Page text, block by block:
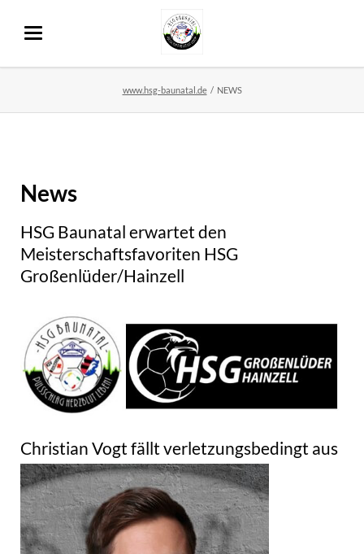
www.hsg-baunatal.de NEWS
News
HSG Baunatal erwartet den
Meisterschaftsfavoriten HSG
Großenlüder/Hainzell
Christian Vogt fällt verletzungsbedingt aus